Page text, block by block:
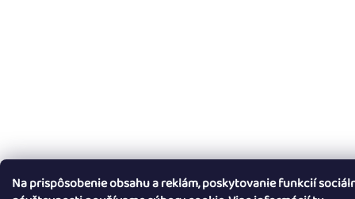
Na prispôsobenie obsahu a reklám, poskytovanie funkcií